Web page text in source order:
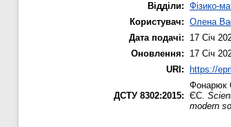
Відділи: Фізико-
Користувач: Олена
Дата подачі:
17 Січ
Оновлення:
17 Січ
URI:
https://
ДСТУ 8302:2015:
Фонарюк
ЄС.
modern